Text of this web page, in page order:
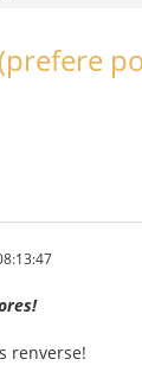
renverse!